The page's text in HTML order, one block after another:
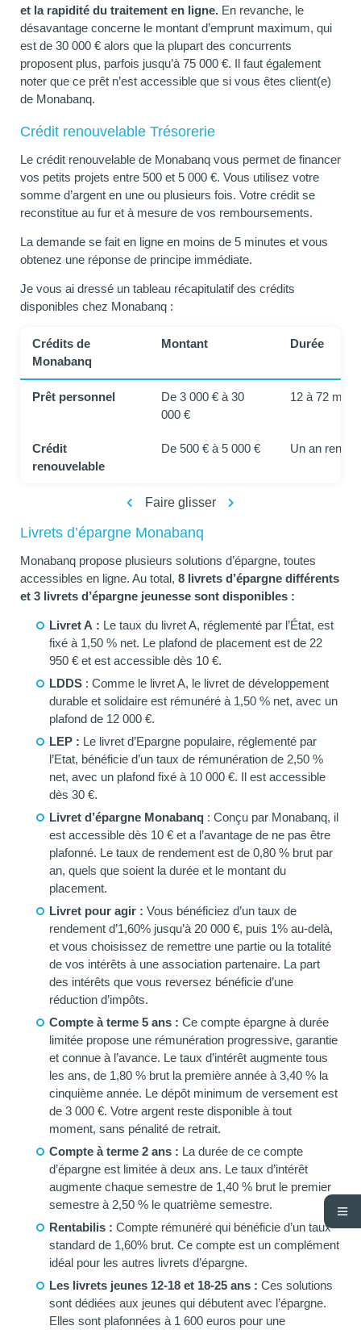
et la rapidité du traitement en ligne. En revanche, le
désavantage concerne le montant d’emprunt maximum, qui
est de 30 000 € alors que la plupart des concurrents
proposent plus, parfois jusqu’à 75 000 €. Il faut également
noter que ce prêt n’est accessible que si vous êtes client(e)
de Monabanq.
Crédit renouvelable Trésorerie
Le crédit renouvelable de Monabanq vous permet de financer
vos petits projets entre 500 et 5 000 €. Vous utilisez votre
somme d’argent en une ou plusieurs fois. Votre crédit se
reconstitue au fur et à mesure de vos remboursements.
La demande se fait en ligne en moins de 5 minutes et vous
obtenez une réponse de principe immédiate.
Je vous ai dressé un tableau récapitulatif des crédits
disponibles chez Monabanq :
Crédits de
Monabanq
Montant Durée
Prêt personnel
De 3 000 € à 30
000 €
12 à 72 mois
Crédit
renouvelable
De 500 € à 5 000 € Un an
Faire glisser
Livrets d’épargne Monabanq
Monabanq propose plusieurs solutions d’épargne, toutes
accessibles en ligne. Au total, 8 livrets d’épargne différents
et 3 livrets d’épargne jeunesse sont disponibles :
Livret A : Le taux du livret A, réglementé par l’État, est
fixé à 1,50 % net. Le plafond de placement est de 22
950 € et est accessible dès 10 €.
LDDS : Comme le livret A, le livret de développement
durable et solidaire est rémunéré à 1,50 % net, avec un
plafond de 12 000 €.
LEP : Le livret d’Epargne populaire, réglementé par
l’Etat, bénéficie d’un taux de rémunération de 2,50 %
net, avec un plafond fixé à 10 000 €. Il est accessible
dès 30 €.
Livret d’épargne Monabanq : Conçu par Monabanq, il
est accessible dès 10 € et a l’avantage de ne pas être
plafonné. Le taux de rendement est de 0,80 % brut par
an, quels que soient la durée et le montant du
placement.
Livret pour agir : Vous bénéficiez d’un taux de
rendement d’1,60% jusqu’à 20 000 €, puis 1% au-delà,
et vous choisissez de remettre une partie ou la totalité
de vos intérêts à une association partenaire. La part
des intérêts que vous reversez bénéficie d’une
réduction d’impôts.
Compte à terme 5 ans : Ce compte épargne à durée
limitée propose une rémunération progressive, garantie
et connue à l’avance. Le taux d’intérêt augmente tous
les ans, de 1,80 % brut la première année à 3,40 % la
cinquième année. Le dépôt minimum de versement est
de 3 000 €. Votre argent reste disponible à tout
moment, sans pénalité de retrait.
Compte à terme 2 ans : La durée de ce compte
d’épargne est limitée à deux ans. Le taux d’intérêt
augmente chaque semestre de 1,40 % brut le premier
semestre à 2,50 % le quatrième semestre.
Rentabilis : Compte rémunéré qui bénéficie d’un taux
standard de 1,60% brut. Ce compte est un complément
idéal pour les autres livrets d’épargne.
Les livrets jeunes 12-18 et 18-25 ans : Ces solutions
sont dédiées aux jeunes qui débutent avec l’épargne.
Elles sont plafonnées à 1 600 euros pour une